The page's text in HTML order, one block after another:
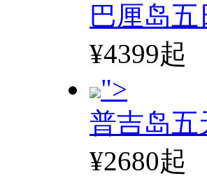
巴厘岛
¥4399起
">
普吉岛五
¥2680起